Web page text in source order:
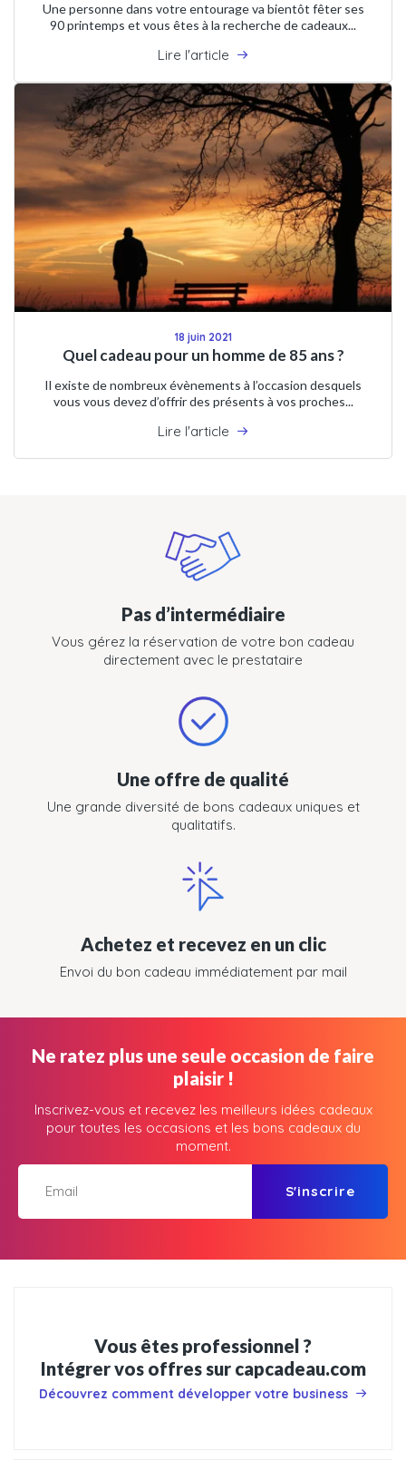
Une personne dans votre entourage va bientôt fêter ses
90 printemps et vous êtes à la recherche de cadeaux...
Lire l'article
18 juin 2021
Quel cadeau pour un homme de 85 ans ?
Il existe de nombreux évènements à l’occasion desquels
vous vous devez d’offrir des présents à vos proches...
Lire l'article
Pas d’intermédiaire
Vous gérez la réservation de votre bon cadeau
directement avec le prestataire
Une offre de qualité
Une grande diversité de bons cadeaux uniques et
qualitatifs.
Achetez et recevez en un clic
Envoi du bon cadeau immédiatement par mail
Ne ratez plus une seule occasion de faire
plaisir !
Inscrivez-vous et recevez les meilleurs idées cadeaux
pour toutes les occasions et les bons cadeaux du
moment.
S'inscrire
Vous êtes professionnel ?
Intégrer vos offres sur capcadeau.com
Découvrez comment développer votre business